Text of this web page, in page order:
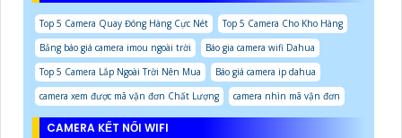
Top 5 Camera Quay Đóng Hàng Cực Nét
Top 5 Camera Cho Kho Hàng
Bảng báo giá camera imou ngoài trời
Báo gia camera wifi Dahua
Top 5 Camera Lắp Ngoài Trời Nên Mua
Báo giá camera ip dahua
camera xem được mã vận đơn Chất Lượng
camera nhìn mã vận đơn
CAMERA KẾT NỐI WIFI